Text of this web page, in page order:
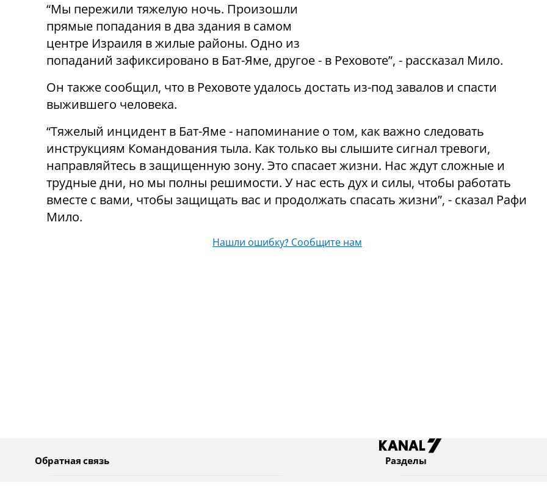
“Мы пережили тяжелую ночь. Произошли
прямые попадания в два здания в самом
центре Израиля в жилые районы. Одно из
попаданий зафиксировано в Бат-Яме, другое - в Реховоте”, - рассказал Мило.
Он также сообщил, что в Реховоте удалось достать из-под завалов и спасти
выжившего человека.
“Тяжелый инцидент в Бат-Яме - напоминание о том, как важно следовать
инструкциям Командования тыла. Как только вы слышите сигнал тревоги,
направляйтесь в защищенную зону. Это спасает жизни. Нас ждут сложные и
трудные дни, но мы полны решимости. У нас есть дух и силы, чтобы работать
вместе с вами, чтобы защищать вас и продолжать спасать жизни”, - сказал Рафи
Мило.
Нашли ошибку? Сообщите нам
Обратная связь Разделы